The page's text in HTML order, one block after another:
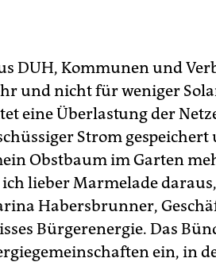
DUH, Kommunen und
und nicht für weniger
eine Überlastung der
Strom
Obstbaum im Garten
lieber Marmelade
Habersbrunner,
Bürgerenergie. Das
ein, in